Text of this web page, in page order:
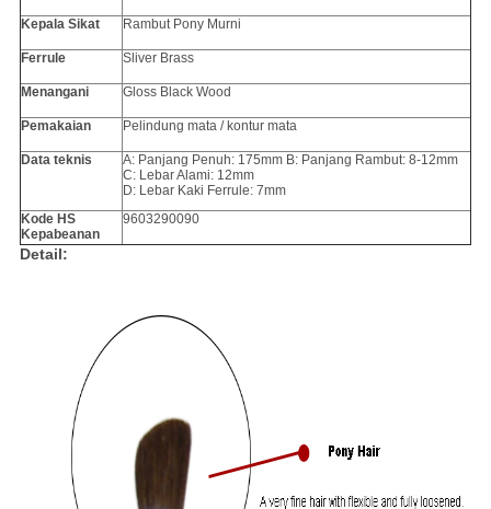
Kepala Sikat Rambut Pony Murni
Ferrule Sliver Brass
Menangani Gloss Black Wood
Pemakaian Pelindung mata / kontur mata
Data teknis
A: Panjang Penuh: 175mm B: Panjang Rambut: 8-12mm
C: Lebar Alami: 12mm
D: Lebar Kaki Ferrule: 7mm
Kode HS
Kepabeanan
9603290090
Detail: